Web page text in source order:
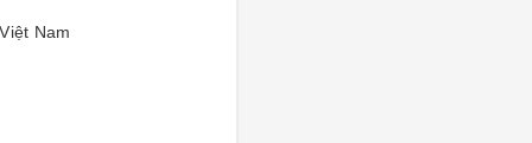
Việt Nam